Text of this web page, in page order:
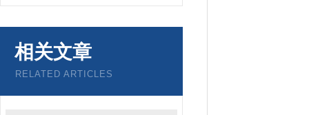
相关文章
RELATED ARTICLES